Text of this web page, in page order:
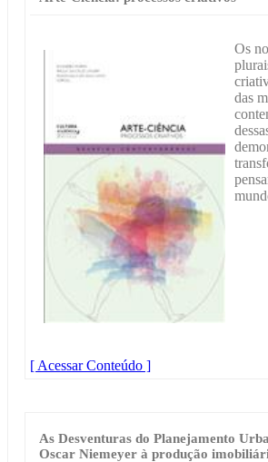
Os
das
[ Acessar Conteúdo ]
As Desventuras do Planejamento
Oscar Niemeyer à produção